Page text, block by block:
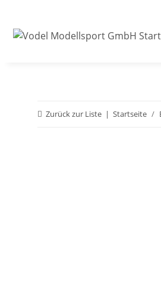
Zurück zur Liste Startseite